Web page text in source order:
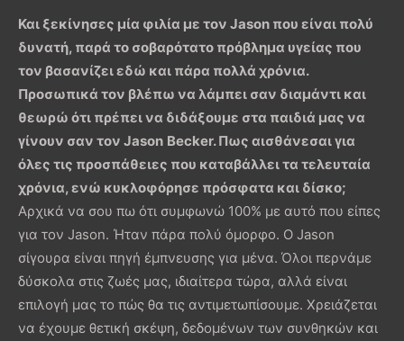
Και ξεκίνησες μία φιλία με τον Jason που είναι πολύ
δυνατή, παρά το σοβαρότατο πρόβλημα υγείας που
τον βασανίζει εδώ και πάρα πολλά χρόνια.
Προσωπικά τον βλέπω να λάμπει σαν διαμάντι και
θεωρώ ότι πρέπει να διδάξουμε στα παιδιά μας να
γίνουν σαν τον Jason Becker. Πως αισθάνεσαι για
όλες τις προσπάθειες που καταβάλλει τα τελευταία
χρόνια, ενώ κυκλοφόρησε πρόσφατα και δίσκο;
Αρχικά να σου πω ότι συμφωνώ 100% με αυτό που είπες
για τον Jason. Ήταν πάρα πολύ όμορφο. Ο Jason
σίγουρα είναι πηγή έμπνευσης για μένα. Όλοι περνάμε
δύσκολα στις ζωές μας, ιδιαίτερα τώρα, αλλά είναι
επιλογή μας το πώς θα τις αντιμετωπίσουμε. Χρειάζεται
να έχουμε θετική σκέψη, δεδομένων των συνθηκών και